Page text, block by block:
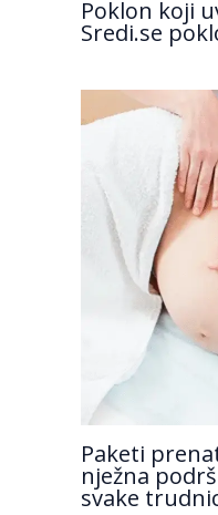
Poklon koji
Sredi.se
Paketi
nježna
svake